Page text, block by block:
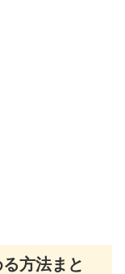
方法まと